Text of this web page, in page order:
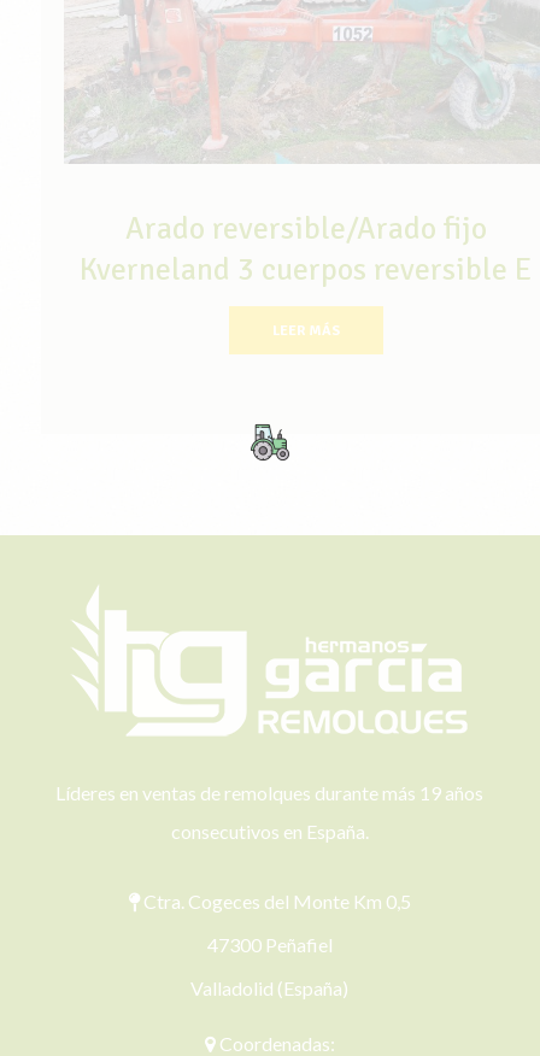
Arado reversible/Arado fijo
Kverneland 3 cuerpos reversible E
LEER MÁS
Líderes en ventas de remolques durante más 19 años
consecutivos en España.
Ctra. Cogeces del Monte Km 0,5
47300 Peñafiel
Valladolid (España)
Coordenadas: